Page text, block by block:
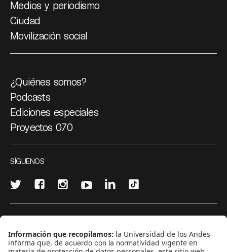
Medios y periodismo
Ciudad
Movilización social
¿Quiénes somos?
Podcasts
Ediciones especiales
Proyectos 070
SÍGUENOS
CONTÁCTANOS